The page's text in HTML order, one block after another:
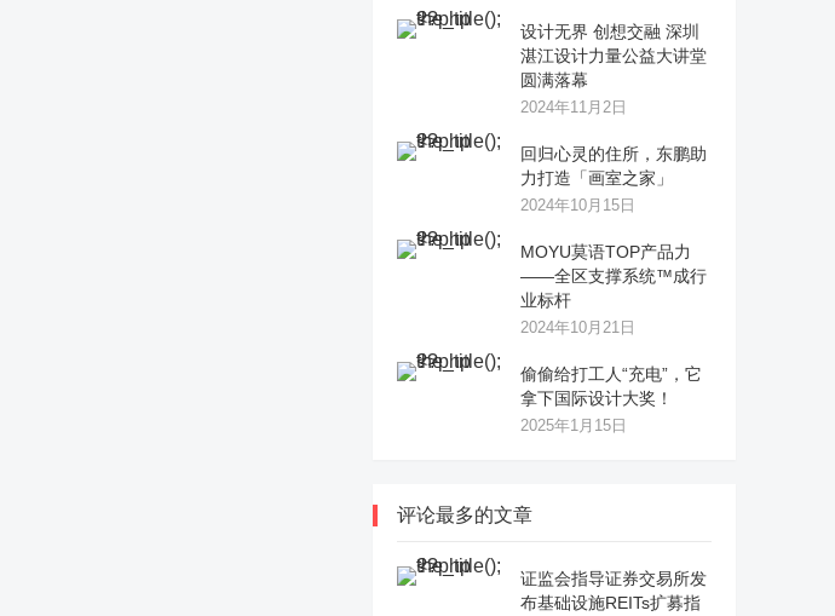
设计无界 创想交融 深圳
湛江设计力量公益大讲堂
圆满落幕
2024年11月2日
回归心灵的住所，东鹏助
力打造「画室之家」
2024年10月15日
MOYU莫语TOP产品力
——全区支撑系统™成行
业标杆
2024年10月21日
偷偷给打工人“充电”，它
拿下国际设计大奖！
2025年1月15日
评论最多的文章
证监会指导证券交易所发
布基础设施REITs扩募指